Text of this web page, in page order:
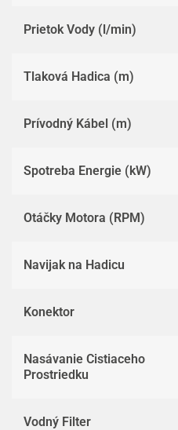
Prietok Vody (l/min)
Tlaková Hadica (m)
Prívodný Kábel (m)
Spotreba Energie (kW)
Otáčky Motora (RPM)
Navijak na Hadicu
Konektor
Nasávanie Cistiaceho
Prostriedku
Vodný Filter